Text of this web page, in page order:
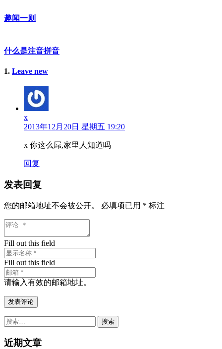
趣闻一则
什么是注音拼音
1条
. Leave new
x
2013年12月20日 星期五 19:20
x 你这么屌,家里人知道吗
回复
发表回复
您的邮箱地址不会被公开。 必填项已用 * 标注
Fill out this field
Fill out this field
请输入有效的邮箱地址。
发表评论
搜
近期文章